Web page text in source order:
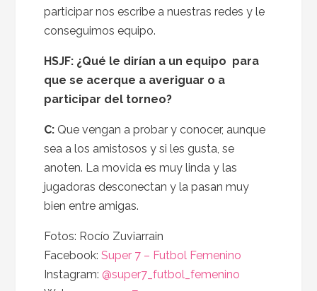
participar nos escribe a nuestras redes y le
conseguimos equipo.
HSJF: ¿Qué le dirían a un equipo para
que se acerque a averiguar o a
participar del torneo?
C: Que vengan a probar y conocer, aunque
sea a los amistosos y si les gusta, se
anoten. La movida es muy linda y las
jugadoras desconectan y la pasan muy
bien entre amigas.
Fotos: Rocío Zuviarrain
Facebook:Super 7 – Futbol Femenino
Instagram: @super7_futbol_femenino